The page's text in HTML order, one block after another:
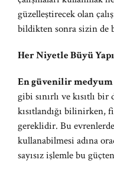
güzelleştirecek olan
bildikten sonra sizin de
Her Niyetle Büyü
En güvenilir
gibi sınırlı ve kısıtlı
kısıtlandığı bilinirken,
gereklidir. Bu
kullanabilmesi adına
sayısız işlemle bu